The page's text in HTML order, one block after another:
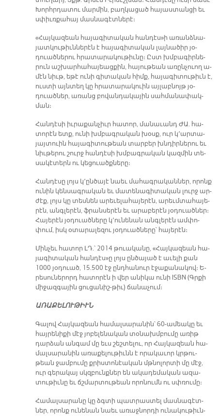
Խորհր­դա­տու մար­մին, բաղ­կա­ցած հա­յաս­տան­ցի եւ
սփիւռ­քա­հայ մաս­նա­գէտ­նե­րէ։
«Հայ­կա­զեան հա­յա­գի­տա­կան հան­դէ­ս­»ի ա­ռանձ­նա­
յատ­կու­թիւն­նե­րէն է հա­յա­գի­տա­կան լայ­նա­ծիր յօ­
դուած­նե­րու հրա­տա­րա­կու­թիւ­նը։ Ըստ խմբա­գիր­նե­
րուն աշ­խար­հա­հա­յեաց­քին, հա­յու­թեան ա­ռըն­չուող ա­
մէն նիւթ, ե­թէ ու­նի գի­տա­կան հիմք, հա­յա­գի­տու­թիւն է,
ուս­տի այն­տեղ կը հրա­տա­րա­կուին այ­լաբ­նոյթ յօ­
դուած­ներ, ա­ռանց բո­վան­դա­կա­յին սահ­մա­նա­փակ­
ման։
Հան­դէ­սի իւ­րա­քան­չիւր հա­տոր, մա­նա­ւանդ ԺԱ. հա­
տո­րէն ետք, ու­նի խմբագ­րա­կան խօսք, ուր կ՚ար­տա­
յայ­տուին հա­յա­գի­տու­թեան տար­բեր խնդիր­նե­րու եւ
նիւ­թե­րու շուրջ հան­դէ­սի խմբագ­րա­կան կազ­մին տե­
սա­կէ­տերն ու կե­ցուածք­նե­րը։
Հան­դէ­սը լոյս կ­­՚ըն­ծա­յէ նաեւ մա­հագ­րա­կան­ներ, ո­րոնք
ու­նին կեն­սագ­րա­կան եւ մա­տե­նա­գի­տա­կան լուրջ ար­
ժէք, լոյս կը տես­նեն ա­րե­ւե­լա­հա­յե­րէն, ա­րեւմ­տա­հա­յե­
րէն, անգ­լե­րէն, ֆրան­սե­րէն եւ ա­րա­բե­րէն յօ­դուած­ներ։
Հա­յե­րէն յօ­դուած­նե­րը կ­­՚ու­նե­նան անգ­լե­րէն ամ­փո­
փում, իսկ օ­տա­րա­լե­զու յօ­դուած­նե­րը՝ հա­յե­րէն։
Մին­չեւ հա­տոր ԼԴ.՝ 2014 թուա­կա­նը, «Հայ­կա­զեան հա­
յա­գի­տա­կան հան­դէ­ս­»ը լոյս ըն­ծա­յած է ա­ւե­լի քան
1000 յօ­դուած, 15.500 էջ ընդ­հա­նուր է­ջա­քա­նա­կով։ Ե­
րե­սու­նե­րորդ հա­տո­րէն ի վեր ա­նի­կա ու­նի ISBN (Գրքի
մի­ջազ­գա­յին ցու­ցա­նիշ-թիւ) ճա­նա­չում։
Ա­ՌԱ­ՔԵ­ԼՈՒ­ԹԻՒՆ
Գա­լով Հայ­կա­զեան հա­մալ­սա­րա­նին՝ 60-ա­մեա­կը եւ
հայ­րե­նի­քի մէջ յո­բե­լե­նա­կան տօ­նախմ­բու­մը ա­ռիթ
դար­ձան ան­գամ մը եւս շեշ­տե­լու, որ Հայ­կա­զեան հա­
մալ­սա­րա­նին ա­ռա­քե­լու­թիւնն է ո­րա­կա­ւոր կրթու­
թեան ջամ­բու­մը քրիս­տո­նէա­կան մթնո­լոր­տի մը մէջ,
ուր գե­րա­կայ սկզբունք­ներ են ա­կա­դե­մա­կան ա­զա­
տու­թիւ­նը եւ ճշմար­տու­թեան ո­րո­նումն ու սփռու­մը։
Հա­մալ­սա­րա­նը կը ձգտի պատ­րաս­տել մաս­նա­գէտ­
ներ, ո­րոնք ու­նե­նան նաեւ ա­ռաջ­նոր­դի ու­նա­կու­թիւն­